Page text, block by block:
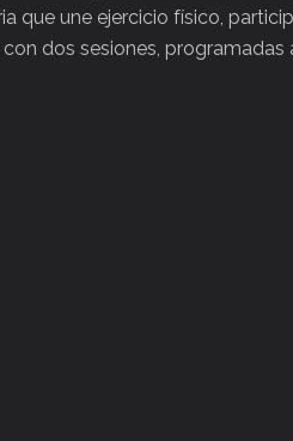
que une ejercicio físico,
dos sesiones, programadas